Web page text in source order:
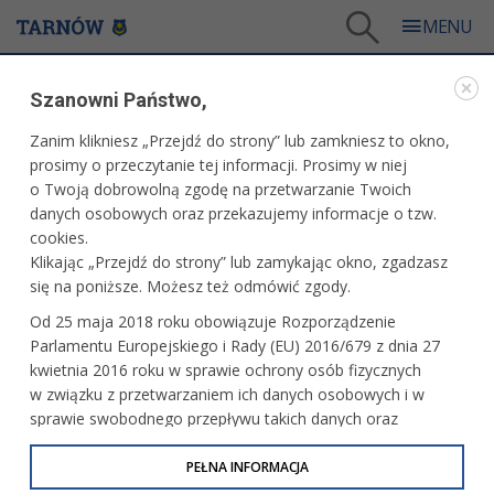
Nowa płyta Grzecha Piotrowskiego "Emotronica" na żywo w Tarnowie
WARTO PRZECZYTAĆ
NOWA PŁYTA GRZECHA PIOTROWSKIEGO
"EMOTRONICA" NA ŻYWO W TARNOWIE
22.09.2009, 10:14 Redakcja serwisu
Już 9 października zapraszamy na kolejny koncert jazzowy
do Piwnic TCK (Tarnów, Rynek 5). Wystąpi zespół Grzecha
Piotrowskiego z najnowszym albumem "Emotronica",
w którym odkryje nowe oblicze jazzu.
Szanowni Państwo,
Zanim klikniesz „Przejdź do strony” lub zamkniesz to okno,
prosimy o przeczytanie tej informacji. Prosimy w niej
o Twoją dobrowolną zgodę na przetwarzanie Twoich
danych osobowych oraz przekazujemy informacje o tzw.
cookies.
Klikając „Przejdź do strony” lub zamykając okno, zgadzasz
się na poniższe. Możesz też odmówić zgody.
Od 25 maja 2018 roku obowiązuje Rozporządzenie
Parlamentu Europejskiego i Rady (EU) 2016/679 z dnia 27
kwietnia 2016 roku w sprawie ochrony osób fizycznych
w związku z przetwarzaniem ich danych osobowych i w
sprawie swobodnego przepływu takich danych oraz
uchylenia dyrektywy 95/46/WE (określane jako RODO, GDPR
lub Ogólne Rozporządzenie o Ochronie Danych
PEŁNA INFORMACJA